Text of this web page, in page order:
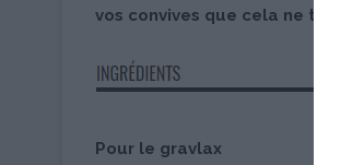
vos convives que cela ne tienne…
Pour le gravlax